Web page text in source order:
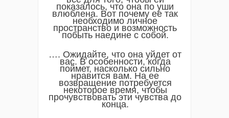
показалось, что она по уши
влюблена. Вот почему ее так
необходимо личное
пространство и возможность
побыть наедине с собой.
…. Ожидайте, что она уйдет от
вас. В особенности, когда
поймет, насколько сильно
нравится вам. На ее
возвращение потребуется
некоторое время, чтобы
прочувствовать эти чувства до
конца.